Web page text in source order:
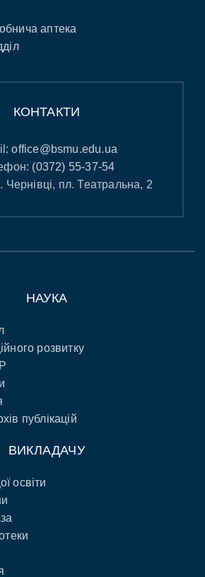
аптека
КОНТАКТИ
office@bsmu.edu.ua
(0372) 55-37-54
пл. Театральна, 2
НАУКА
розвитку
публікацій
ВИКЛАДАЧУ
освіти